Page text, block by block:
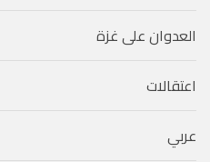
العدوان على غزة
اعتقالات
عربي